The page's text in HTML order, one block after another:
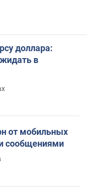
доллара:
в
от мобильных
сообщениями